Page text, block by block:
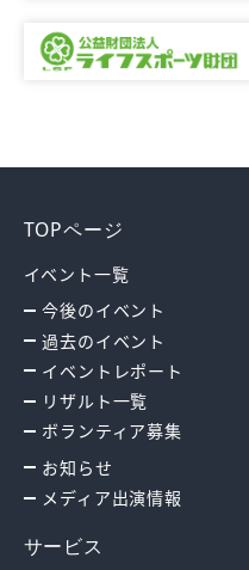
TOPページ
イベント一覧
今後のイベント
過去のイベント
イベントレポート
リザルト一覧
ボランティア募集
お知らせ
メディア出演情報
サービス